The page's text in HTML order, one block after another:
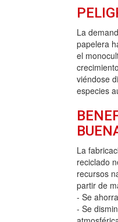
La
papelera
el
viéndose
especies
La
reciclado
recursos
partir de
- Se
- Se